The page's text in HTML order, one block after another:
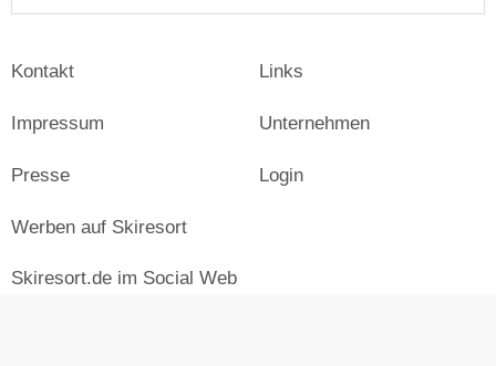
Kontakt
Impressum
Presse
Links
Unternehmen
Login
Werben auf Skiresort
Skiresort.de im Social Web